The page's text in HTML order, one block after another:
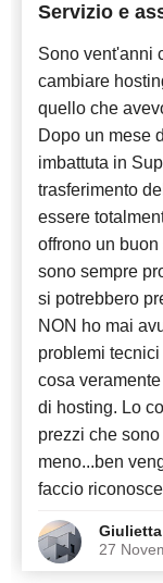
Servizio e
Sono vent'anni
cambiare
quello che
Dopo un mese
imbattuta in
trasferimento
essere
offrono un
sono sempre
si potrebbero
NON ho mai
problemi
cosa
di hosting. Lo
prezzi che
meno...ben
faccio
27